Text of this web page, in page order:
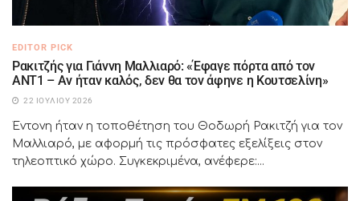
EDITOR PICK
Ρακιτζής για Γιάννη Μαλλιαρό: «Έφαγε πόρτα από τον
ΑΝΤ1 – Αν ήταν καλός, δεν θα τον άφηνε η Κουτσελίνη»
22 ΙΟΥΛΊΟΥ 2026
Έντονη ήταν η τοποθέτηση του Θοδωρή Ρακιτζή για τον
Μαλλιαρό, με αφορμή τις πρόσφατες εξελίξεις στον
τηλεοπτικό χώρο. Συγκεκριμένα, ανέφερε:...